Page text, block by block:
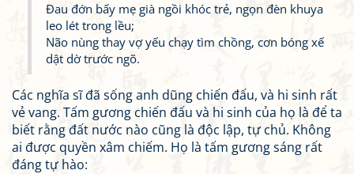
Đau đớn bấy mẹ già ngồi khóc trẻ, ngọn đèn khuya
leo lét trong lều;
Não nùng thay vợ yếu chạy tìm chồng, cơn bóng xế
dật dờ trước ngõ.
Các nghĩa sĩ đã sống anh dũng chiến đấu, và hi sinh rất
vẻ vang. Tấm gương chiến đấu và hi sinh của họ là để ta
biết rằng đất nước nào cũng là độc lập, tự chủ. Không
ai được quyền xâm chiếm. Họ là tấm gương sáng rất
đáng tự hào: